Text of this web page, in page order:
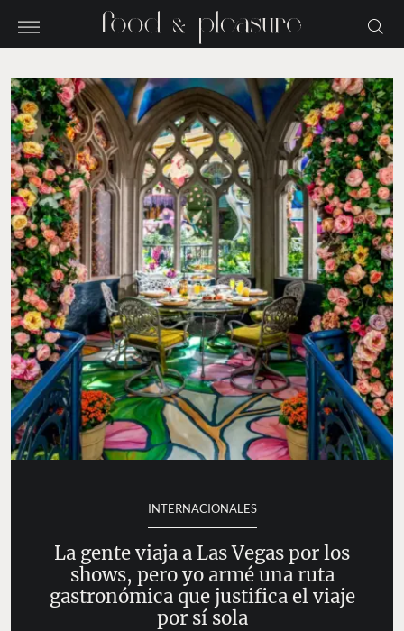
INTERNACIONALES
La gente viaja a Las Vegas por los
shows, pero yo armé una ruta
gastronómica que justifica el viaje
por sí sola